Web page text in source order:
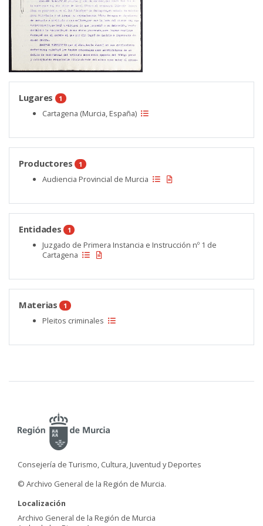
Lugares 1
Cartagena (Murcia, España)
Productores 1
Audiencia Provincial de Murcia
Entidades 1
Juzgado de Primera Instancia e Instrucción nº 1 de
Cartagena
Materias 1
Pleitos criminales
Consejería de Turismo, Cultura, Juventud y Deportes
© Archivo General de la Región de Murcia.
Localización
Archivo General de la Región de Murcia